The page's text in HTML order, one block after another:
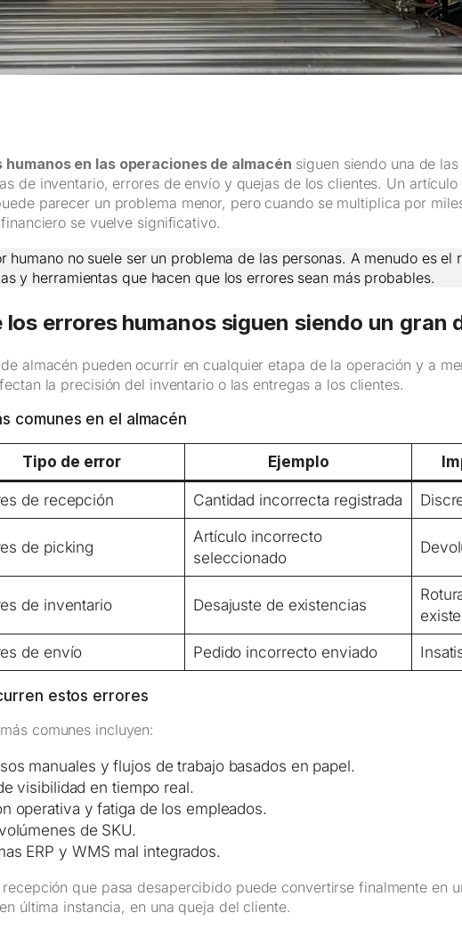
humanos en las operaciones de almacén siguen siendo una de
de inventario, errores de envío y quejas de los clientes. Un
parecer un problema menor, pero cuando se multiplica por
se vuelve significativo.
humano no suele ser un problema de las personas. A menudo es el
y herramientas que hacen que los errores sean más probables.
los errores humanos siguen siendo un gran
almacén pueden ocurrir en cualquier etapa de la operación y a
la precisión del inventario o las entregas a los clientes.
comunes en el almacén
Tipo de error Ejemplo
de recepción Cantidad incorrecta registrada
de picking
Artículo incorrecto
seleccionado
de inventario Desajuste de existencias
de envío
Pedido incorrecto enviado
estos errores
comunes incluyen:
manuales y flujos de trabajo basados en papel.
visibilidad en tiempo real.
operativa y fatiga de los empleados.
de SKU.
ERP y WMS mal integrados.
que pasa desapercibido puede convertirse finalmente en
última instancia, en una queja del cliente.